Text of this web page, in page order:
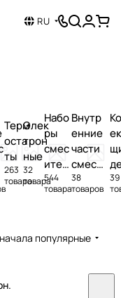
RU
Терм
оста
ты
263
товара
Элек
трон
ные
32
товара
Набо
ры
смес
ител
ей
544
товара
Внутр
енние
части
смеси
телей
и
в
38
товаров
и
39
популярные